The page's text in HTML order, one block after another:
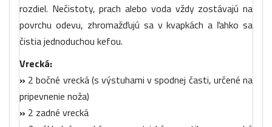
rozdiel. Nečistoty, prach alebo voda vždy zostávajú na
povrchu odevu, zhromažďujú sa v kvapkách a ľahko sa
čistia jednoduchou kefou.
Vrecká:
» 2 bočné vrecká (s výstuhami v spodnej časti, určené na
pripevnenie noža)
» 2 zadné vrecká